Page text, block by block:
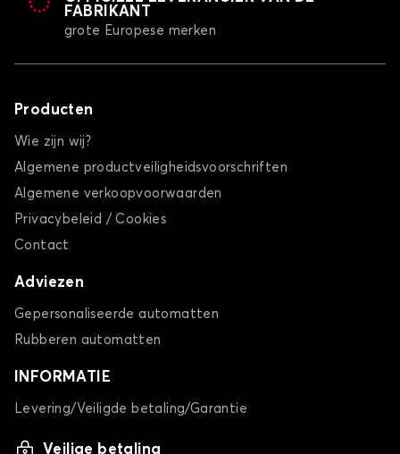
FABRIKANT
grote Europese merken
Producten
Wie zijn wij?
Algemene productveiligheidsvoorschriften
Algemene verkoopvoorwaarden
Privacybeleid / Cookies
Contact
Adviezen
Gepersonaliseerde automatten
Rubberen automatten
INFORMATIE
Levering/Veiligde betaling/Garantie
Veilige betaling